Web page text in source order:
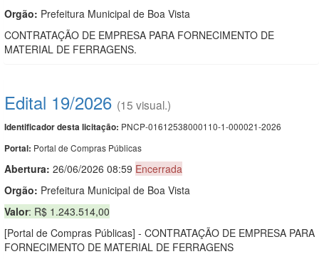
Orgão: Prefeitura Municipal de Boa Vista
CONTRATAÇÃO DE EMPRESA PARA FORNECIMENTO DE
MATERIAL DE FERRAGENS.
Edital 19/2026 (15 visual.)
Identificador desta licitação: PNCP-01612538000110-1-000021-2026
Portal: Portal de Compras Públicas
Abertura: 26/06/2026 08:59 Encerrada
Orgão: Prefeitura Municipal de Boa Vista
Valor: R$ 1.243.514,00
[Portal de Compras Públicas] - CONTRATAÇÃO DE EMPRESA PARA
FORNECIMENTO DE MATERIAL DE FERRAGENS